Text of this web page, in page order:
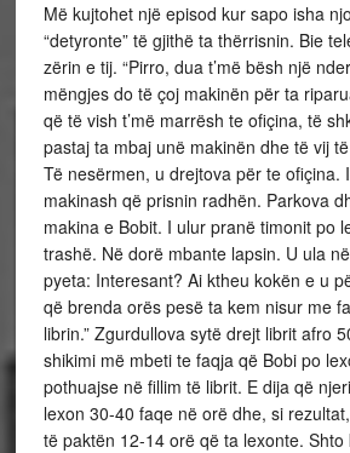
Më kujtohet një episod kur sapo isha
“detyronte” të gjithë ta thërrisnin. Bie
zërin e tij. “Pirro, dua t’më bësh një
mëngjes do të çoj makinën për ta
që të vish t’më marrësh te ofiçina, të
pastaj ta mbaj unë makinën dhe të vij
Të nesërmen, u drejtova për te ofiçina.
makinash që prisnin radhën. Parkova
makina e Bobit. I ulur pranë timonit po
trashë. Në dorë mbante lapsin. U ula
pyeta: Interesant? Ai ktheu kokën e u
që brenda orës pesë ta kem nisur me
librin.” Zgurdullova sytë drejt librit afro
shikimi më mbeti te faqja që Bobi po
pothuajse në fillim të librit. E dija që
lexon 30-40 faqe në orë dhe, si
të paktën 12-14 orë që ta lexonte.